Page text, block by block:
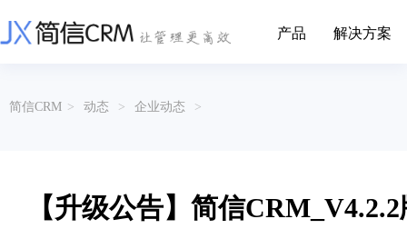
产品
营销云
从营销获客到商机转化的全流程管理
解决方案
挖现有客户价值以及开发更多新...
的现代化管理
帮助文档
产品功能
以CRM产品为基础的功能点
关于简信
用户协议
简信CRM > 动态 > 企业动态 >
【升级公告】简信